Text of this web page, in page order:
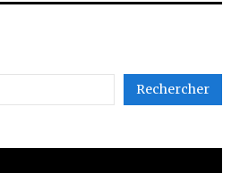
Rechercher